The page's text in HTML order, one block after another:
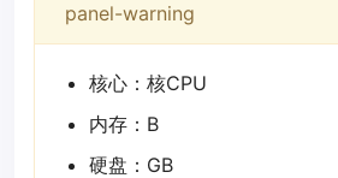
panel-warning
核心：核CPU
内存：B
硬盘：GB